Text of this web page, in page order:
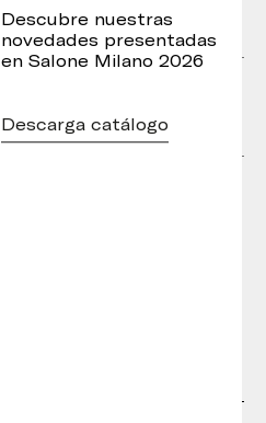
perimetral
Descubre nuestras
novedades presentadas
en Salone Milano 2026
Descarga catálogo